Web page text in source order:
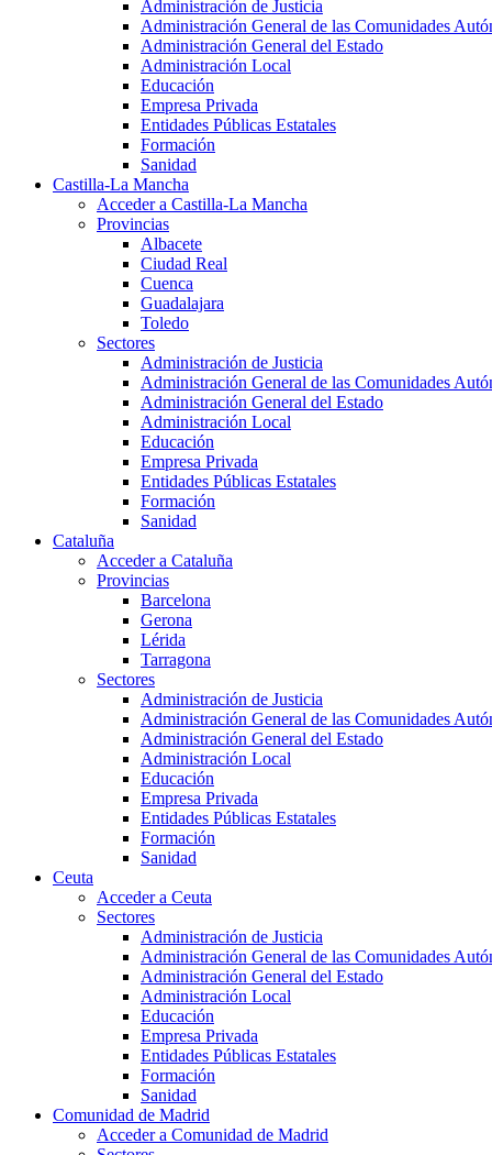
Administración de Justicia
Administración General de las Comunidades
Administración General del Estado
Administración Local
Educación
Empresa Privada
Entidades Públicas Estatales
Formación
Sanidad
Castilla-La Mancha
Acceder a Castilla-La Mancha
Provincias
Albacete
Ciudad Real
Cuenca
Guadalajara
Toledo
Sectores
Administración de Justicia
Administración General de las Comunidades
Administración General del Estado
Administración Local
Educación
Empresa Privada
Entidades Públicas Estatales
Formación
Sanidad
Cataluña
Acceder a Cataluña
Provincias
Barcelona
Gerona
Lérida
Tarragona
Sectores
Administración de Justicia
Administración General de las Comunidades
Administración General del Estado
Administración Local
Educación
Empresa Privada
Entidades Públicas Estatales
Formación
Sanidad
Ceuta
Acceder a Ceuta
Sectores
Administración de Justicia
Administración General de las Comunidades
Administración General del Estado
Administración Local
Educación
Empresa Privada
Entidades Públicas Estatales
Formación
Sanidad
Comunidad de Madrid
Acceder a Comunidad de Madrid